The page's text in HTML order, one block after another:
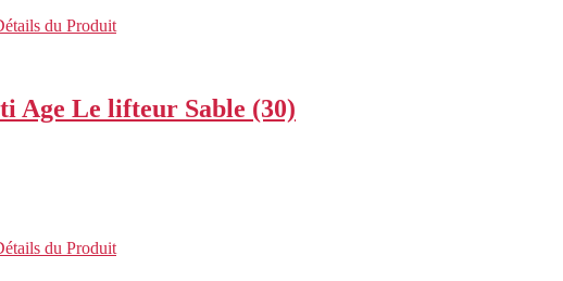
du Produit
Age Le lifteur Sable (30)
du Produit